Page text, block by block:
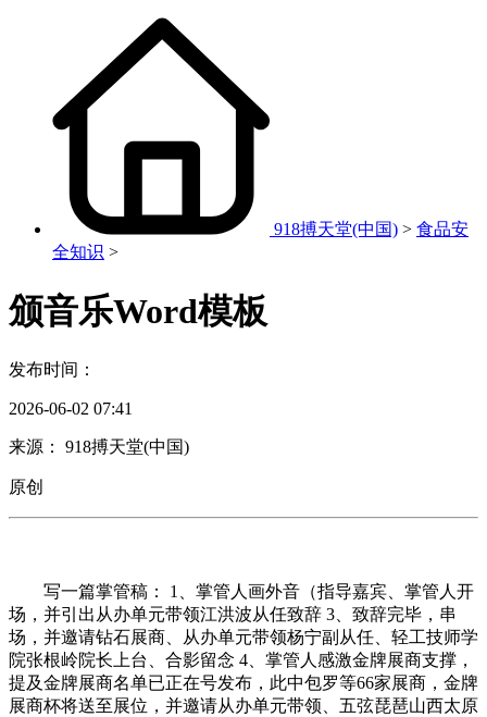
918搏天堂(中国) > 食品安
全知识 >
颁音乐Word模板
发布时间：
2026-06-02 07:41
来源： 918搏天堂(中国)
原创
写一篇掌管稿： 1、掌管人画外音（指导嘉宾、掌管人开
场，并引出从办单元带领江洪波从任致辞 3、致辞完毕，串
场，并邀请钻石展商、从办单元带领杨宁副从任、轻工技师学
院张根岭院长上台、合影留念 4、掌管人感激金牌展商支撑，
提及金牌展商名单已正在号发布，此中包罗等66家展商，金牌
展商杯将送至展位，并邀请从办单元带领、五弦琵琶山西太原